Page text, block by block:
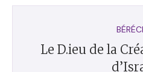
Le D.ieu de la